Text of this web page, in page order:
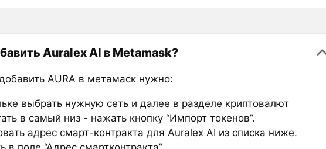
Auralex AI в Metamask?
AURA в метамаск нужно:
выбрать нужную сеть и далее в разделе криптовалют
в самый низ - нажать кнопку “Импорт токенов”.
адрес смарт-контракта для Auralex AI из списка ниже.